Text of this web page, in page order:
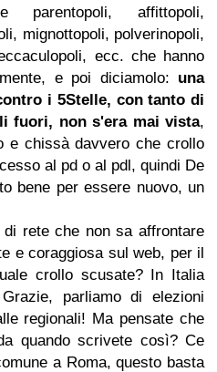
parentopoli, affittopoli,
mignottopoli, polverinopoli,
ecc. che hanno
e poi diciamolo: una
i 5Stelle, con tanto di
fuori, non s'era mai vista,
e chissà davvero che crollo
al pd o al pdl, quindi De
bene per essere nuovo, un
rete che non sa affrontare
e coraggiosa sul web, per il
crollo scusate? In Italia
parliamo di elezioni
regionali! Ma pensate che
quando scrivete così? Ce
a Roma, questo basta